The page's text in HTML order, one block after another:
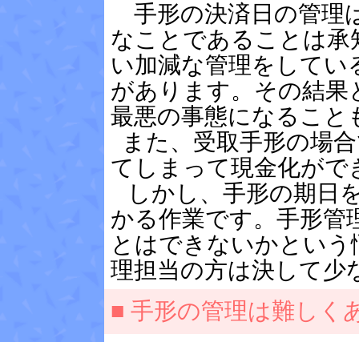
手形の決済日の管理
なことであることは
い加減な管理をしてい
があります。その結果
最悪の事態になること
また、受取手形の場
てしまって現金化が
しかし、手形の期日
かる作業です。手形管
とはできないかとい
理担当の方は決して少
■ 手形の管理は難しく